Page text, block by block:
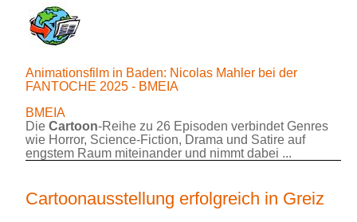
Animationsfilm in Baden: Nicolas Mahler bei der
FANTOCHE 2025 - BMEIA
BMEIA
Die Cartoon-Reihe zu 26 Episoden verbindet Genres
wie Horror, Science-Fiction, Drama und Satire auf
engstem Raum miteinander und nimmt dabei ...
Cartoonausstellung erfolgreich in Greiz